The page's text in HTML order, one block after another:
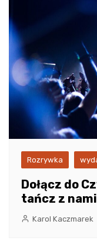
Rozrywka
Dołącz do
tańcz z
Karol Kaczmarek